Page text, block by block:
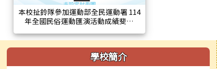
本校扯鈴隊參加運動部全民運動署 114
年全國民俗運動匯演活動成績斐然
左邊區域內容 學校簡介